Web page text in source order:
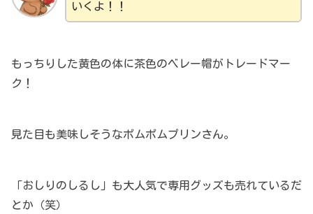
いくよ！！
もっちりした黄色の体に茶色のベレー帽がトレードマー
ク！
見た目も美味しそうなポムポムプリンさん。
「おしりのしるし」も大人気で専用グッズも売れているだ
とか（笑）